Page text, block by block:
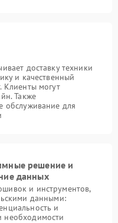
доставку техники
и качественный
Клиенты могут
Также
обслуживание для
решение и
данных
и инструментов,
данными:
и
необходимости